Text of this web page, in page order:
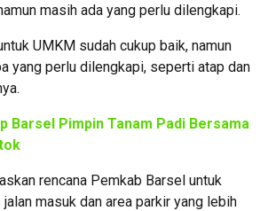
masih ada yang perlu dilengkapi.
UMKM sudah cukup baik, namun
yang perlu dilengkapi, seperti atap dan
Barsel Pimpin Tanam Padi Bersama
rencana Pemkab Barsel untuk
masuk dan area parkir yang lebih